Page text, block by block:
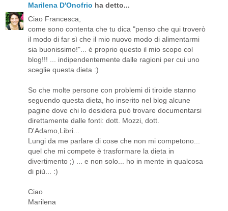
Marilena D'Onofrio ha detto...
Ciao Francesca,
come sono contenta che tu dica "penso che qui troverò
il modo di far sì che il mio nuovo modo di alimentarmi
sia buonissimo!"... è proprio questo il mio scopo col
blog!!! ... indipendentemente dalle ragioni per cui uno
sceglie questa dieta :)
So che molte persone con problemi di tiroide stanno
seguendo questa dieta, ho inserito nel blog alcune
pagine dove chi lo desidera può trovare documentarsi
direttamente dalle fonti: dott. Mozzi, dott.
D'Adamo,Libri...
Lungi da me parlare di cose che non mi competono...
quel che mi compete è trasformare la dieta in
divertimento ;) ... e non solo... ho in mente in qualcosa
di più... :)
Ciao
Marilena